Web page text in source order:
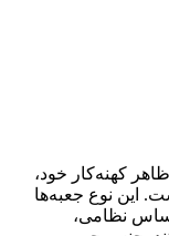
کهنه‌کار خود،
این نوع جعبه‌ها
نظامی،